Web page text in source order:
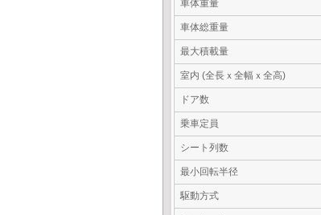
車体重量
車体総重量
最大積載量
室内 (全長ｘ全幅ｘ全高)
ドア数
乗車定員
シート列数
最小回転半径
駆動方式